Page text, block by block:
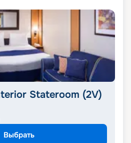
Stateroom (2V)
Выбрать